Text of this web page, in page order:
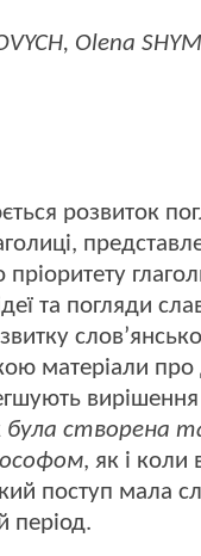
Olena
розвиток
та погляди
матеріали про
була створена
, як і коли
поступ мала
період.